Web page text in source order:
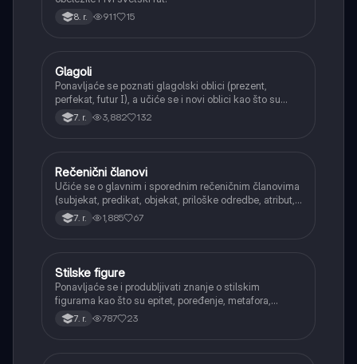
8. r. 911 15
Srpski jezik
Glagoli
Ponavljaće se poznati glagolski oblici (prezent,
perfekat, futur I), a učiće se i novi oblici kao što su
aorist, imperfekat, pluskvamperfekat, futur II, kao i
glagolski prilozi i pridevi.
7. r. 3,882 132
Srpski jezik
Rečenični članovi
Učiće se o glavnim i sporednim rečeničnim članovima
(subjekat, predikat, objekat, priloške odredbe, atribut,
apozicija) i njihovoj funkciji.
7. r. 1,885 67
Srpski jezik
Stilske figure
Ponavljaće se i produbljivati znanje o stilskim
figurama kao što su epitet, poređenje, metafora,
personifikacija, hiperbola, onomatopeja, aliteracija i
asonanca, razumevajući njihovu ulogu u tekstu.
7. r. 787 23